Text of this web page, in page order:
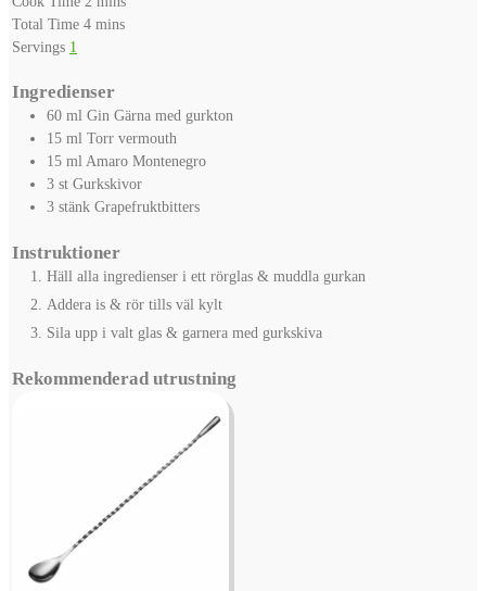
Total Time 4minutes
mins
Servings 1
Ingredienser
60 ml Gin Gärna med gurkton
15 ml Torr vermouth
15 mlAmaro Montenegro
3 st Gurkskivor
3 stänk Grapefruktbitters
Instruktioner
Häll alla ingredienser i ett rörglas & muddla gurkan
Addera is & rör tills väl kylt
Sila upp i valt glas & garnera med gurkskiva
Rekommenderad utrustning